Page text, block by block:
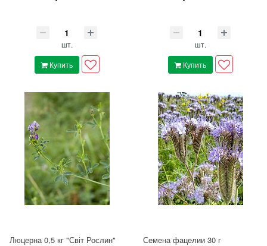
шт.
Купить
шт.
Купить
Люцерна 0,5 кг "Світ Рослин" Семена фацелии 30 г